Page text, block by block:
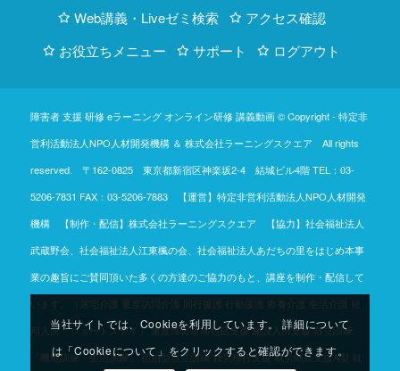
Web講義・Liveゼミ検索
アクセス確認
お役立ちメニュー
サポート ログアウト
障害者 支援 研修 eラーニング オンライン研修 講義動画 © Copyright - 特定非
営利活動法人NPO人材開発機構＆ 株式会社ラーニングスクエア All rights
reserved. 〒162-0825 東京都新宿区神楽坂2-4 結城ビル4階TEL：03-
5206-7831 FAX：03-5206-7883 【運営】特定非営利活動法人NPO人材開発
機構 【制作・配信】株式会社ラーニングスクエア 【協力】社会福祉法人
武蔵野会、社会福祉法人江東楓の会、社会福祉法人あだちの里をはじめ本事
業の趣旨にご賛同頂いた多くの方達のご協力のもと、講座を制作・配信して
います。（居宅介護 重度訪問介護 同行援護 行動援護 療養介護 生活介護 短
期入所「ショートステイ」 重度障害者等包括支援 施設入所支援 自立訓練
「機能訓練・生活訓練」 宿泊型自立訓練 就労移行支援 就労継続支援A型 就
当社サイトでは、Cookieを利用しています。 詳細について
は「Cookieについて」をクリックすると確認ができます。